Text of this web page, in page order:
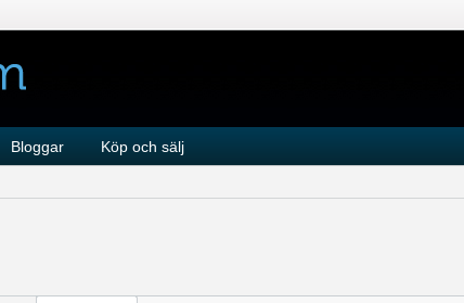
Bloggar Köp och sälj